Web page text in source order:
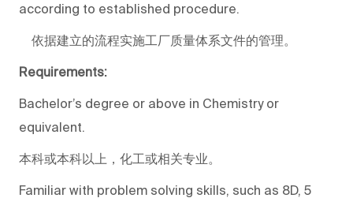
according to established procedure.
依据建立的流程实施工厂质量体系文件的管理。
Requirements:
Bachelor’s degree or above in Chemistry or
equivalent.
本科或本科以上，化工或相关专业。
Familiar with problem solving skills, such as 8D, 5